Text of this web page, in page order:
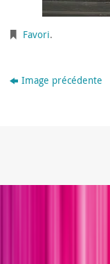
Favori.
Image précédente